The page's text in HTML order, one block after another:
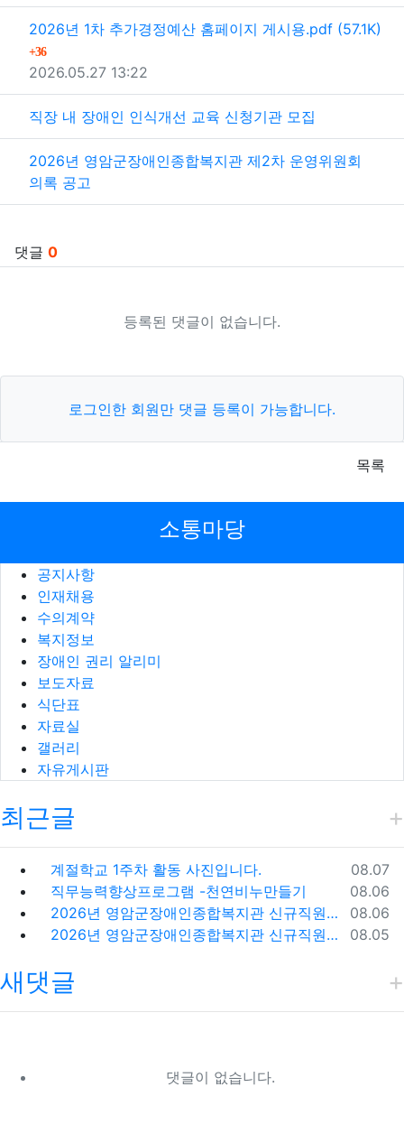
관련자료
2026년 1차 추가경정예산 홈페이지 게시용.pdf 파일크기
(57.1K)
36회 다운로드
등록일
2026.05.27 13:22
직장 내 장애인 인식개선 교육 신청기관 모집
2026년 영암군장애인종합복지관 제2차 운영위원회
의록 공고
댓글 0
등록된 댓글이 없습니다.
로그인한 회원만 댓글 등록이 가능합니다.
목록
소통마당
공지사항
인재채용
수의계약
복지정보
장애인 권리 알리미
보도자료
식단표
자료실
갤러리
자유게시판
최근글
등록일
08.07
계절학교 1주차 활동 사진입니다.
등록일
08.06
직무능력향상프로그램 -천연비누만들기
등록일
08.06
2026년 영암군장애인종합복지관 신규직원(팀원) 채용 재공고
등록일
08.05
2026년 영암군장애인종합복지관 신규직원(팀원) 채용 재공고 결과
새댓글
댓글이 없습니다.